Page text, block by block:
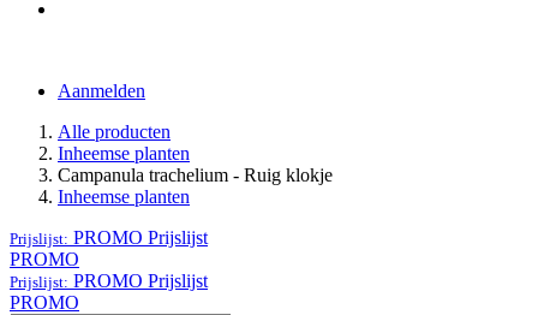
Aanmelden
Alle producten
Inheemse planten
Campanula trachelium - Ruig klokje
Inheemse planten
Prijslijst: PROMO Prijslijst
PROMO
Prijslijst: PROMO Prijslijst
PROMO